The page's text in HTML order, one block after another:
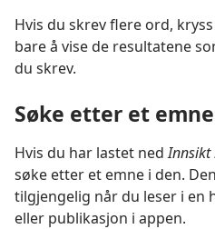
Hvis du skrev flere ord,
bare å vise de resultatene
du skrev.
Søke etter et emne
Hvis du har lastet nedInnsikt
søke etter et emne i den.
tilgjengelig når du leser i en
eller publikasjon i appen.